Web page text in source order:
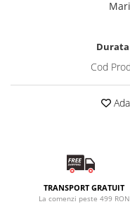
Cod
TRANSPORT GRATUIT
La comenzi peste 499 RON